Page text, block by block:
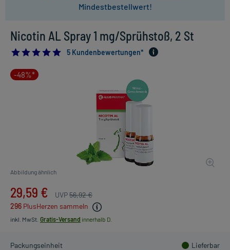
Mindestbestellwert!
Nicotin AL Spray 1 mg/Sprühstoß, 2 St
5.0
5 Kundenbewertungen*
-48%*
Abbildung ähnlich
29,59 € UVP56,92 €
296 PlusHerzen sammeln
inkl. MwSt. Gratis-Versand innerhalb D.
Packungseinheit Lieferbar